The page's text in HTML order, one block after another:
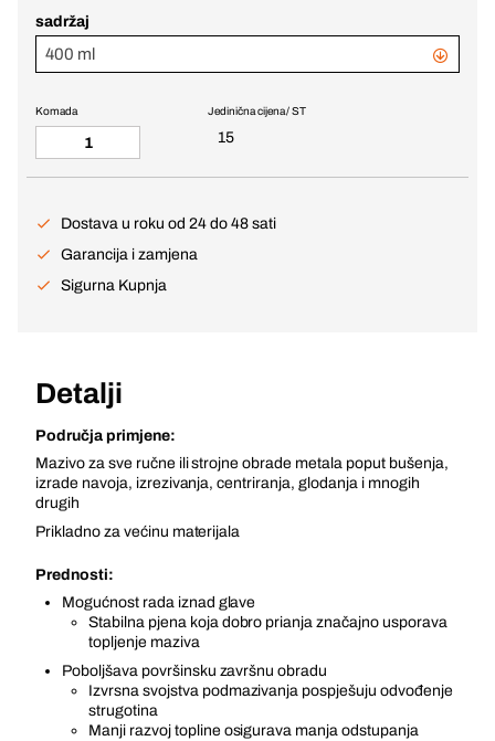
sadržaj
400 ml
Jedinična cijena / ST
15
Komada
Dostava u roku od 24 do 48 sati
Garancija i zamjena
Sigurna Kupnja
Detalji
Područja primjene:
Mazivo za sve ručne ili strojne obrade metala poput bušenja,
izrade navoja, izrezivanja, centriranja, glodanja i mnogih
drugih
Prikladno za većinu materijala
Prednosti:
Mogućnost rada iznad glave
Stabilna pjena koja dobro prianja značajno usporava
topljenje maziva
Poboljšava površinsku završnu obradu
Izvrsna svojstva podmazivanja pospješuju odvođenje
strugotina
Manji razvoj topline osigurava manja odstupanja